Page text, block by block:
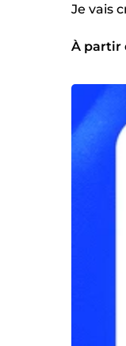
Je vais
À partir